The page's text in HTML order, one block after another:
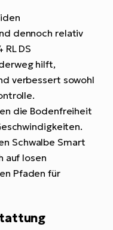
dennoch relativ
DS
hilft,
verbessert sowohl
die Bodenfreiheit
Schwalbe Smart
auf losen
Pfaden für